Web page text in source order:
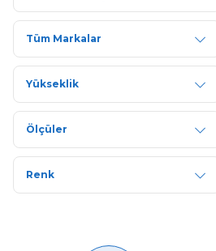
Tüm Markalar
Yükseklik
Ölçüler
Renk